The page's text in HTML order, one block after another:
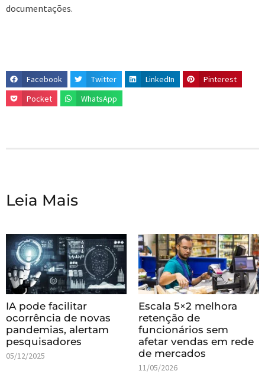
documentações.
Facebook Twitter LinkedIn
Pinterest
Pocket
WhatsApp
Leia Mais
IA pode facilitar
ocorrência de novas
pandemias, alertam
pesquisadores
05/12/2025
Escala 5×2 melhora
retenção de
funcionários sem
afetar vendas em rede
de mercados
11/05/2026